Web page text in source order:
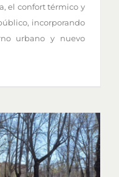
el confort térmico y
incorporando
urbano y nuevo